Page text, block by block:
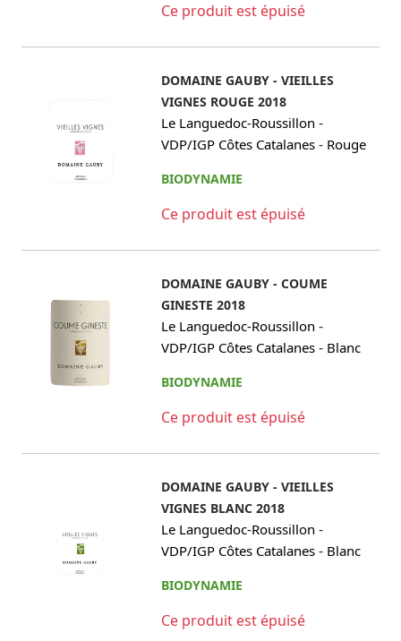
Ce produit est épuisé
DOMAINE GAUBY - VIEILLES
VIGNES ROUGE 2018
Le Languedoc-Roussillon -
VDP/IGP Côtes Catalanes - Rouge
BIODYNAMIE
Ce produit est épuisé
DOMAINE GAUBY - COUME
GINESTE 2018
Le Languedoc-Roussillon -
VDP/IGP Côtes Catalanes - Blanc
BIODYNAMIE
Ce produit est épuisé
DOMAINE GAUBY - VIEILLES
VIGNES BLANC 2018
Le Languedoc-Roussillon -
VDP/IGP Côtes Catalanes - Blanc
BIODYNAMIE
Ce produit est épuisé